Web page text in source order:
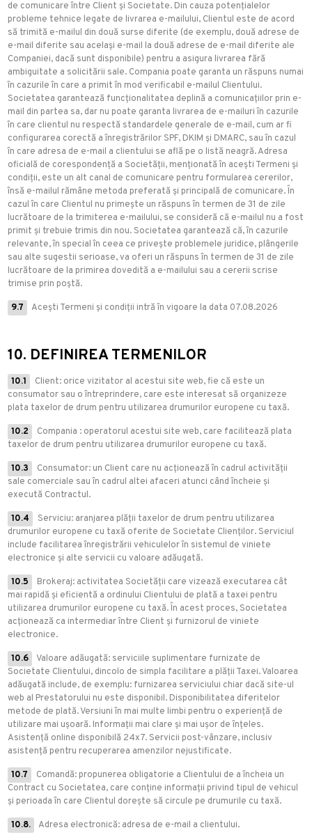
de comunicare între Client și Societate. Din cauza potențialelor
probleme tehnice legate de livrarea e-mailului, Clientul este de acord
să trimită e-mailul din două surse diferite (de exemplu, două adrese de
e-mail diferite sau același e-mail la două adrese de e-mail diferite ale
Companiei, dacă sunt disponibile) pentru a asigura livrarea fără
ambiguitate a solicitării sale. Compania poate garanta un răspuns numai
în cazurile în care a primit în mod verificabil e-mailul Clientului.
Societatea garantează funcționalitatea deplină a comunicațiilor prin e-
mail din partea sa, dar nu poate garanta livrarea de e-mailuri în cazurile
în care clientul nu respectă standardele generale de e-mail, cum ar fi
configurarea corectă a înregistrărilor SPF, DKIM și DMARC, sau în cazul
în care adresa de e-mail a clientului se află pe o listă neagră. Adresa
oficială de corespondență a Societății, menționată în acești Termeni și
condiții, este un alt canal de comunicare pentru formularea cererilor,
însă e-mailul rămâne metoda preferată și principală de comunicare. În
cazul în care Clientul nu primește un răspuns în termen de 31 de zile
lucrătoare de la trimiterea e-mailului, se consideră că e-mailul nu a fost
primit și trebuie trimis din nou. Societatea garantează că, în cazurile
relevante, în special în ceea ce privește problemele juridice, plângerile
sau alte sugestii serioase, va oferi un răspuns în termen de 31 de zile
lucrătoare de la primirea dovedită a e-mailului sau a cererii scrise
trimise prin poștă.
9.7 Acești Termeni și condiții intră în vigoare la data 07.08.2026
10. DEFINIREA TERMENILOR
10.1
Client: orice vizitator al acestui site web, fie că este un
consumator sau o întreprindere, care este interesat să organizeze
plata taxelor de drum pentru utilizarea drumurilor europene cu taxă.
10.2
Compania : operatorul acestui site web, care facilitează plata
taxelor de drum pentru utilizarea drumurilor europene cu taxă.
10.3
Consumator: un Client care nu acționează în cadrul activității
sale comerciale sau în cadrul altei afaceri atunci când încheie și
execută Contractul.
10.4
Serviciu: aranjarea plății taxelor de drum pentru utilizarea
drumurilor europene cu taxă oferite de Societate Clienților. Serviciul
include facilitarea înregistrării vehiculelor în sistemul de viniete
electronice și alte servicii cu valoare adăugată.
10.5
Brokeraj: activitatea Societății care vizează executarea cât
mai rapidă și eficientă a ordinului Clientului de plată a taxei pentru
utilizarea drumurilor europene cu taxă. În acest proces, Societatea
acționează ca intermediar între Client și furnizorul de viniete
electronice.
10.6
Valoare adăugată: serviciile suplimentare furnizate de
Societate Clientului, dincolo de simpla facilitare a plății Taxei. Valoarea
adăugată include, de exemplu: furnizarea serviciului chiar dacă site-ul
web al Prestatorului nu este disponibil. Disponibilitatea diferitelor
metode de plată. Versiuni în mai multe limbi pentru o experiență de
utilizare mai ușoară. Informații mai clare și mai ușor de înțeles.
Asistență online disponibilă 24x7. Servicii post-vânzare, inclusiv
asistență pentru recuperarea amenzilor nejustificate.
10.7
Comandă: propunerea obligatorie a Clientului de a încheia un
Contract cu Societatea, care conține informații privind tipul de vehicul
și perioada în care Clientul dorește să circule pe drumurile cu taxă.
10.8. Adresa electronică: adresa de e-mail a clientului.